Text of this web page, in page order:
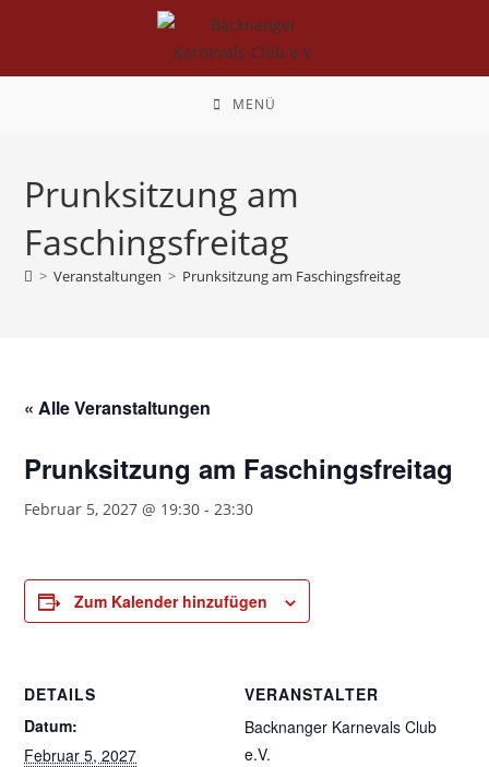
MENÜ
Prunksitzung am
Faschingsfreitag
> Veranstaltungen > Prunksitzung am Faschingsfreitag
« Alle Veranstaltungen
Prunksitzung am Faschingsfreitag
Februar 5, 2027 @ 19:30 -23:30
Zum Kalender hinzufügen
DETAILS
Datum:
Februar 5, 2027
VERANSTALTER
Backnanger Karnevals Club
e.V.